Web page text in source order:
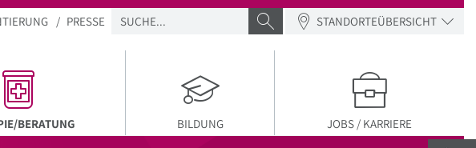
PRESSE SUCHE SUCHE ABSENDEN
STANDORTEÜBERSICHT
BERATUNGAKTUELLER MENÜPUNKT
BILDUNG JOBS / KARRIERE